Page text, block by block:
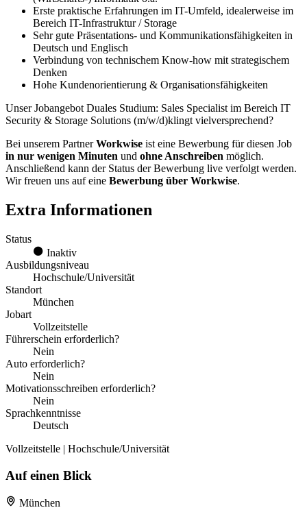
Erste praktische Erfahrungen im IT-Umfeld, idealerweise im
Bereich IT-Infrastruktur / Storage
Sehr gute Präsentations- und Kommunikationsfähigkeiten in
Deutsch und Englisch
Verbindung von technischem Know-how mit strategischem
Denken
Hohe Kundenorientierung & Organisationsfähigkeiten
Unser Jobangebot Duales Studium: Sales Specialist im Bereich IT
Security & Storage Solutions (m/w/d)klingt vielversprechend?
Bei unserem PartnerWorkwise ist eine Bewerbung für diesen Job
in nur wenigen Minuten und ohne Anschreiben möglich.
Anschließend kann der Status der Bewerbung live verfolgt werden.
Wir freuen uns auf eine Bewerbung über Workwise.
Extra Informationen
Status
Inaktiv
Ausbildungsniveau
Hochschule/Universität
Standort
München
Jobart
Vollzeitstelle
Führerschein erforderlich?
Nein
Auto erforderlich?
Nein
Motivationsschreiben erforderlich?
Nein
Sprachkenntnisse
Deutsch
Vollzeitstelle | Hochschule/Universität
Auf einen Blick
München